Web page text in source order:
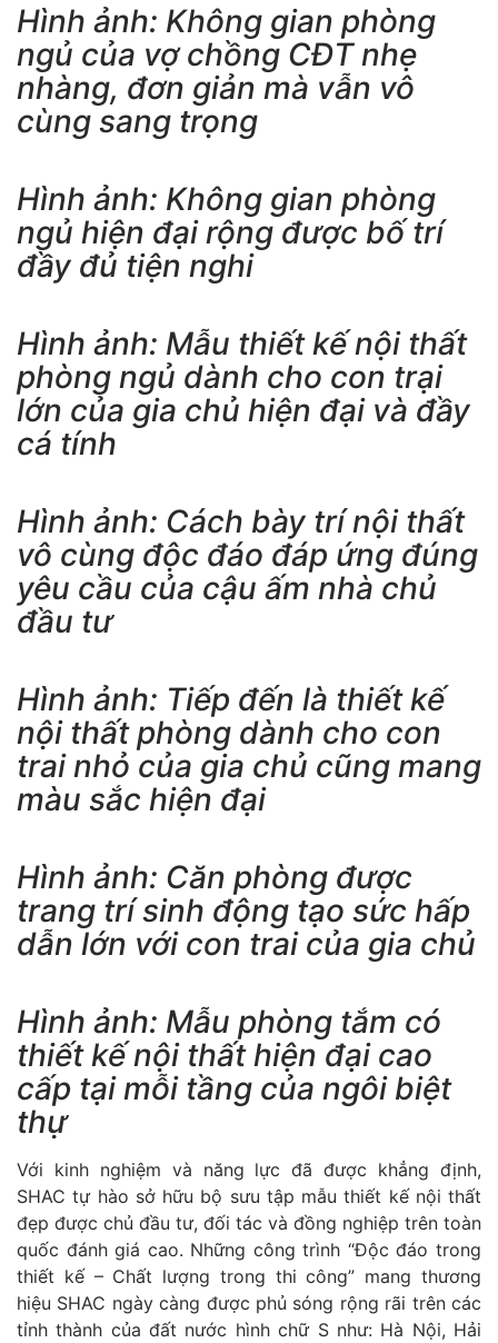
Hình ảnh: Không gian phòng
ngủ của vợ chồng CĐT nhẹ
nhàng, đơn giản mà vẫn vô
cùng sang trọng
Hình ảnh: Không gian phòng
ngủ hiện đại rộng được bố trí
đầy đủ tiện nghi
Hình ảnh: Mẫu thiết kế nội thất
phòng ngủ dành cho con trại
lớn của gia chủ hiện đại và đầy
cá tính
Hình ảnh: Cách bày trí nội thất
vô cùng độc đáo đáp ứng đúng
yêu cầu của cậu ấm nhà chủ
đầu tư
Hình ảnh: Tiếp đến là thiết kế
nội thất phòng dành cho con
trai nhỏ của gia chủ cũng mang
màu sắc hiện đại
Hình ảnh: Căn phòng được
trang trí sinh động tạo sức hấp
dẫn lớn với con trai của gia chủ
Hình ảnh: Mẫu phòng tắm có
thiết kế nội thất hiện đại cao
cấp tại mỗi tầng của ngôi biệt
thự
Với kinh nghiệm và năng lực đã được khẳng định,
SHAC tự hào sở hữu bộ sưu tập mẫu thiết kế nội thất
đẹp được chủ đầu tư, đối tác và đồng nghiệp trên toàn
quốc đánh giá cao. Những công trình “Độc đáo trong
thiết kế – Chất lượng trong thi công” mang thương
hiệu SHAC ngày càng được phủ sóng rộng rãi trên các
tỉnh thành của đất nước hình chữ S như: Hà Nội, Hải